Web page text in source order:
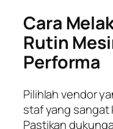
Cara
Rutin
Performa
Pilihlah vendor
staf yang sangat
Pastikan